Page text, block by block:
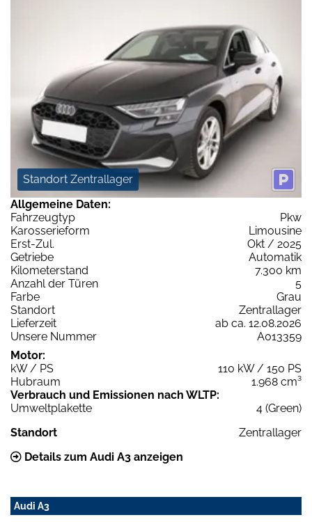
Standort Zentrallager
Allgemeine Daten:
Fahrzeugtyp
Pkw
Karosserieform
Limousine
Erst-Zul.
Okt / 2025
Getriebe
Automatik
Kilometerstand
7.300 km
Anzahl der Türen
5
Farbe
Grau
Standort
Zentrallager
Lieferzeit
ab ca. 12.08.2026
Unsere Nummer
A013359
Motor:
kW / PS
110 kW / 150 PS
Hubraum
1.968 cm³
Verbrauch und Emissionen nach WLTP:
Umweltplakette
4 (Green)
Standort
Zentrallager
Details zum Audi A3 anzeigen
Audi A3